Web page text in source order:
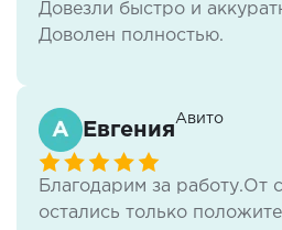
Довезли быстро и
Доволен полностью.
Евгения
Авито
Благодарим за работу.От
остались только